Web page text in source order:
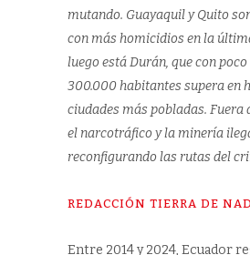
mutando. Guayaquil y Quito
con más homicidios en la
luego está Durán, que con
300.000 habitantes supera en
ciudades más pobladas. Fuera
el narcotráfico y la minería
reconfigurando las rutas del
REDACCIÓN TIERRA DE
Entre 2014 y 2024, Ecuador